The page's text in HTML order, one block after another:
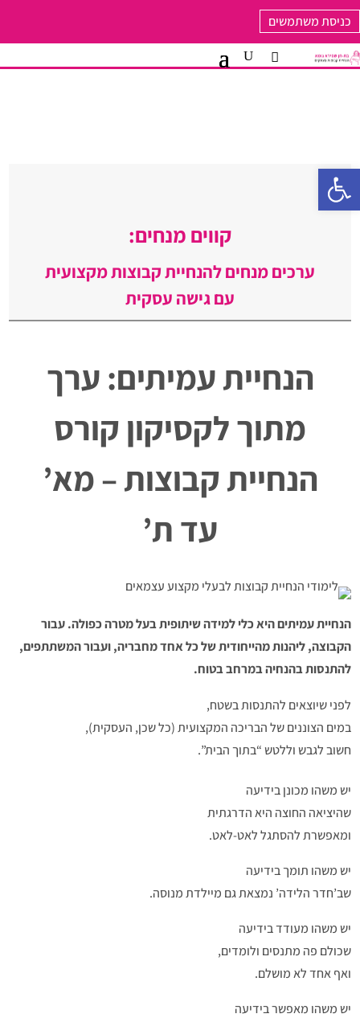
פתח סרגל נגישות
כניסת משתמשים
קווים מנחים:
ערכים מנחים להנחיית קבוצות מקצועית
עם גישה עסקית
הנחיית עמיתים: ערך
מתוך לקסיקון קורס
הנחיית קבוצות – מא’
עד ת’
הנחיית עמיתים היא כלי למידה שיתופית בעל מטרה כפולה. עבור
הקבוצה, ליהנות מהייחודית של כל אחד מחבריה, ועבור המשתתפים,
להתנסות בהנחיה במרחב בטוח.
לפני שיוצאים להתנסות בשטח,
במים הצוננים של הבריכה המקצועית (כל שכן, העסקית),
חשוב לגבש וללטש “בתוך הבית”.
יש משהו מכונן בידיעה
שהיציאה החוצה היא הדרגתית
ומאפשרת להסתגל לאט-לאט.
יש משהו תומך בידיעה
שב’חדר הלידה’ נמצאת גם מיילדת מנוסה.
יש משהו מעודד בידיעה
שכולם פה מתנסים ולומדים,
ואף אחד לא מושלם.
יש משהו מאפשר בידיעה